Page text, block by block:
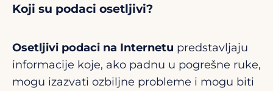
Koji su podaci osetljivi?
Osetljivi podaci na Internetu predstavljaju
informacije koje, ako padnu u pogrešne ruke,
mogu izazvati ozbiljne probleme i mogu biti